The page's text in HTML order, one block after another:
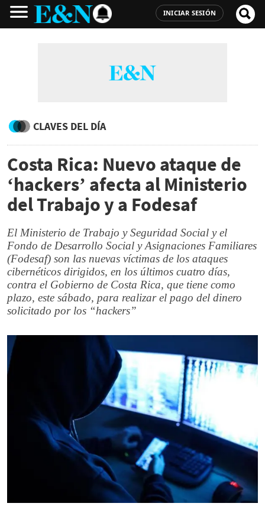
INICIAR SESIÓN
CLAVES DEL DÍA
Costa Rica: Nuevo ataque de
‘hackers’ afecta al Ministerio
del Trabajo y a Fodesaf
El Ministerio de Trabajo y Seguridad Social y el
Fondo de Desarrollo Social y Asignaciones Familiares
(Fodesaf) son las nuevas víctimas de los ataques
cibernéticos dirigidos, en los últimos cuatro días,
contra el Gobierno de Costa Rica, que tiene como
plazo, este sábado, para realizar el pago del dinero
solicitado por los “hackers”